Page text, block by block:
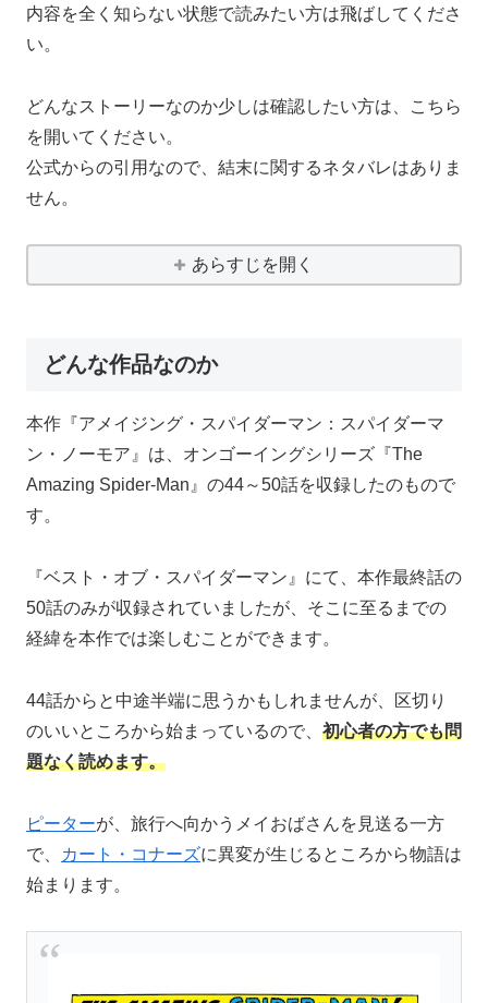
内容を全く知らない状態で読みたい方は飛ばしてくださ
い。
どんなストーリーなのか少しは確認したい方は、こちら
を開いてください。
公式からの引用なので、結末に関するネタバレはありま
せん。
あらすじを開く
どんな作品なのか
本作『アメイジング・スパイダーマン：スパイダーマ
ン・ノーモア』は、オンゴーイングシリーズ『The
Amazing Spider-Man』の44～50話を収録したのもので
す。
『ベスト・オブ・スパイダーマン』にて、本作最終話の
50話のみが収録されていましたが、そこに至るまでの
経緯を本作では楽しむことができます。
44話からと中途半端に思うかもしれませんが、区切り
のいいところから始まっているので、 初心者の方でも問
題なく読めます。
ピーターが、旅行へ向かうメイおばさんを見送る一方
で、
カート・コナーズに異変が生じるところから物語は
始まります。